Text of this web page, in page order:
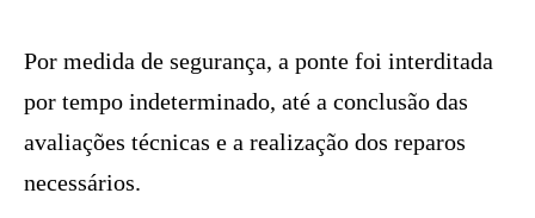
Por medida de segurança, a ponte foi interditada
por tempo indeterminado, até a conclusão das
avaliações técnicas e a realização dos reparos
necessários.